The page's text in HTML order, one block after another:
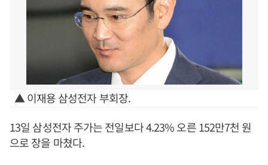
▲ 이재용 삼성전자 부회장.
13일 삼성전자 주가는 전일보다 4.23% 오른 152만7천 원
으로 장을 마쳤다.